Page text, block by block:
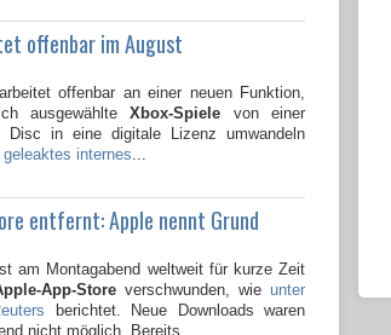
offenbar im August
arbeitet offenbar an einer neuen Funktion,
ausgewählteXbox-Spiele von einer
Disc in eine digitale Lizenz umwandeln
geleaktes internes
entfernt: Apple nennt Grund
am Montagabend weltweit für kurze Zeit
App-Store verschwunden, wie unter
berichtet. Neue Downloads waren
nicht möglich. Bereits...